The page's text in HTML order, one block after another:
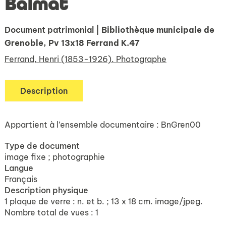
Balmat
Document patrimonial
| Bibliothèque municipale de
Grenoble, Pv 13x18 Ferrand K.47
Ferrand, Henri (1853-1926). Photographe
Description
Appartient à l’ensemble documentaire : BnGren00
Type de document
image fixe ; photographie
Langue
Français
Description physique
1 plaque de verre : n. et b. ; 13 x 18 cm. image/jpeg.
Nombre total de vues : 1